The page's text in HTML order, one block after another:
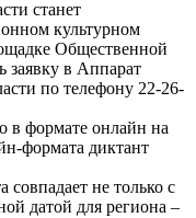
станет
культурном
Общественной
заявку в Аппарат
по телефону 22-26-
в формате онлайн на
формата диктант
не только с
датой для региона –